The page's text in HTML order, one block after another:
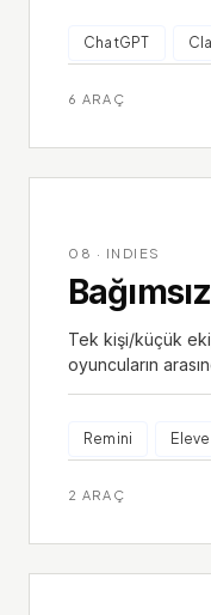
ChatGPT
6 ARAÇ
08 · INDIES
Tek kişi/küçük
oyuncuların
Remini
2 ARAÇ